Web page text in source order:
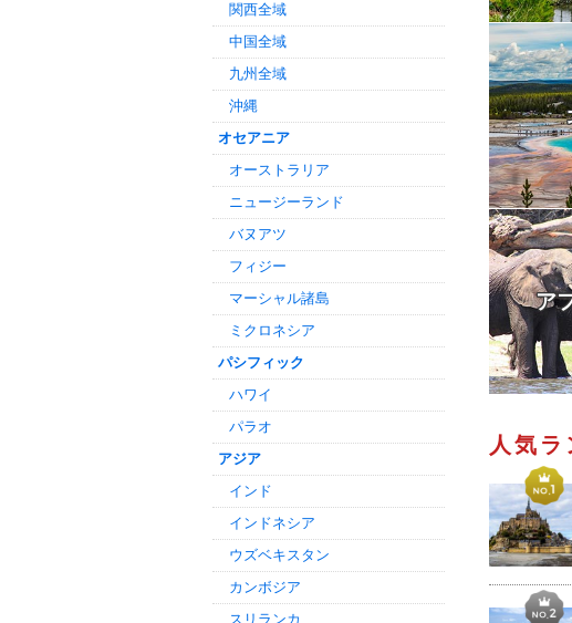
ア
人気
関西全域
中国全域
九州全域
沖縄
オセアニア
オーストラリア
ニュージーランド
バヌアツ
フィジー
マーシャル諸島
ミクロネシア
パシフィック
ハワイ
パラオ
アジア
インド
インドネシア
ウズベキスタン
カンボジア
スリランカ